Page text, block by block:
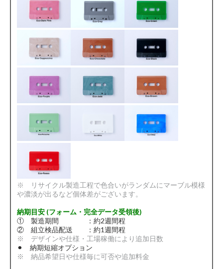
※ リサイクル製造工程で色合いがランダムにマーブル模様
や濃淡が出るなど個体差がございます。
納期目安 (フォーム・完全データ受領後)
① 製造期間 ：約2週間程
② 組立検品配送 ：約1週間程
※ デザインや仕様・工場稼働により追加日数
⚫︎ 納期短縮オプション
※ 納品希望日や仕様毎に可否や追加料金